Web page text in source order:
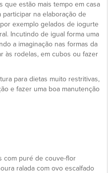
que estão mais tempo em casa
participar na elaboração de
exemplo gelados de iogurte
Incutindo de igual forma uma
a imaginação nas formas da
às rodelas, em cubos ou fazer
para dietas muito restritivas,
e fazer uma boa manutenção
com puré de couve-flor
ralada com ovo escalfado